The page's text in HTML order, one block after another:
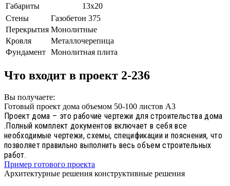
Габариты
13х20
Стены
Газобетон 375
Перекрытия Монолитные
Кровля
Металлочерепица
Фундамент Монолитная плита
Что входит в проект 2-236
Вы получаете:
Готовый проект дома объемом 50-100 листов А3
Проект дома – это рабочие чертежи для строительства дома
.Полный комплект документов включает в себя все
необходимые чертежи, схемы, спецификации и пояснения, что
позволяет правильно выполнить весь объем строительных
работ.
Пример готового проекта
Архитектурные решения конструктивные решения